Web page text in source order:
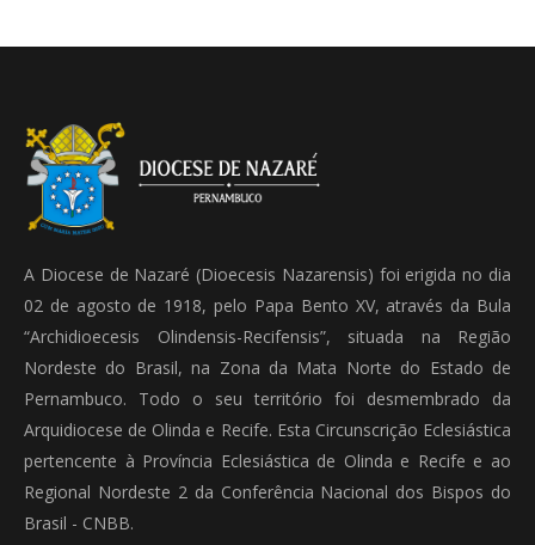
A Diocese de Nazaré (Dioecesis Nazarensis) foi erigida no dia
02 de agosto de 1918, pelo Papa Bento XV, através da Bula
“Archidioecesis Olindensis-Recifensis”, situada na Região
Nordeste do Brasil, na Zona da Mata Norte do Estado de
Pernambuco. Todo o seu território foi desmembrado da
Arquidiocese de Olinda e Recife. Esta Circunscrição Eclesiástica
pertencente à Província Eclesiástica de Olinda e Recife e ao
Regional Nordeste 2 da Conferência Nacional dos Bispos do
Brasil - CNBB.